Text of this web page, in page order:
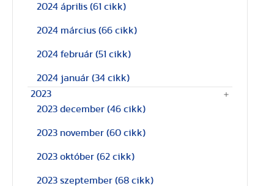
2024 április (61 cikk)
2024 március (66 cikk)
2024 február (51 cikk)
2024 január (34 cikk)
2023
2023 december (46 cikk)
2023 november (60 cikk)
2023 október (62 cikk)
2023 szeptember (68 cikk)